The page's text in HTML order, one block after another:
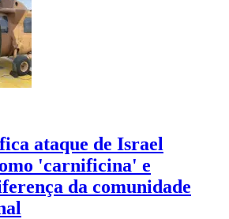
ataque de Israel
'carnificina' e
da comunidade